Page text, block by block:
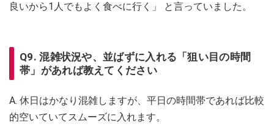
良いから1人でもよく食べに行く」 と言っていました。
Q9. 混雑状況や、並ばずに入れる「狙い目の時間
帯」があれば教えてください
A. 休日はかなり混雑しますが、平日の時間帯であれば比較
的空いていてスムーズに入れます。